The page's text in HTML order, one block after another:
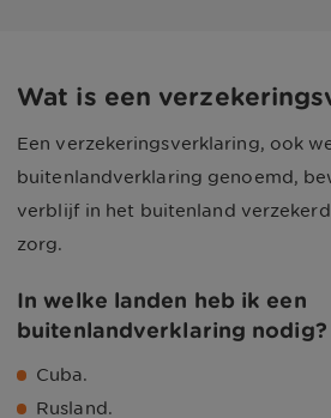
Wat is een
Een verzekeringsverklaring, ook
buitenlandverklaring genoemd,
verblijf in het buitenland
zorg.
In welke landen heb ik een
buitenlandverklaring nodig?
Cuba.
Rusland.